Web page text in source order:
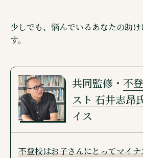
少しでも、悩んでいるあなたの助
す。
共同監修・ 不
スト 石井志昂
イス
不登校はお子さんにとってマイ